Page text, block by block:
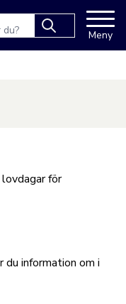
Meny
för
information om i